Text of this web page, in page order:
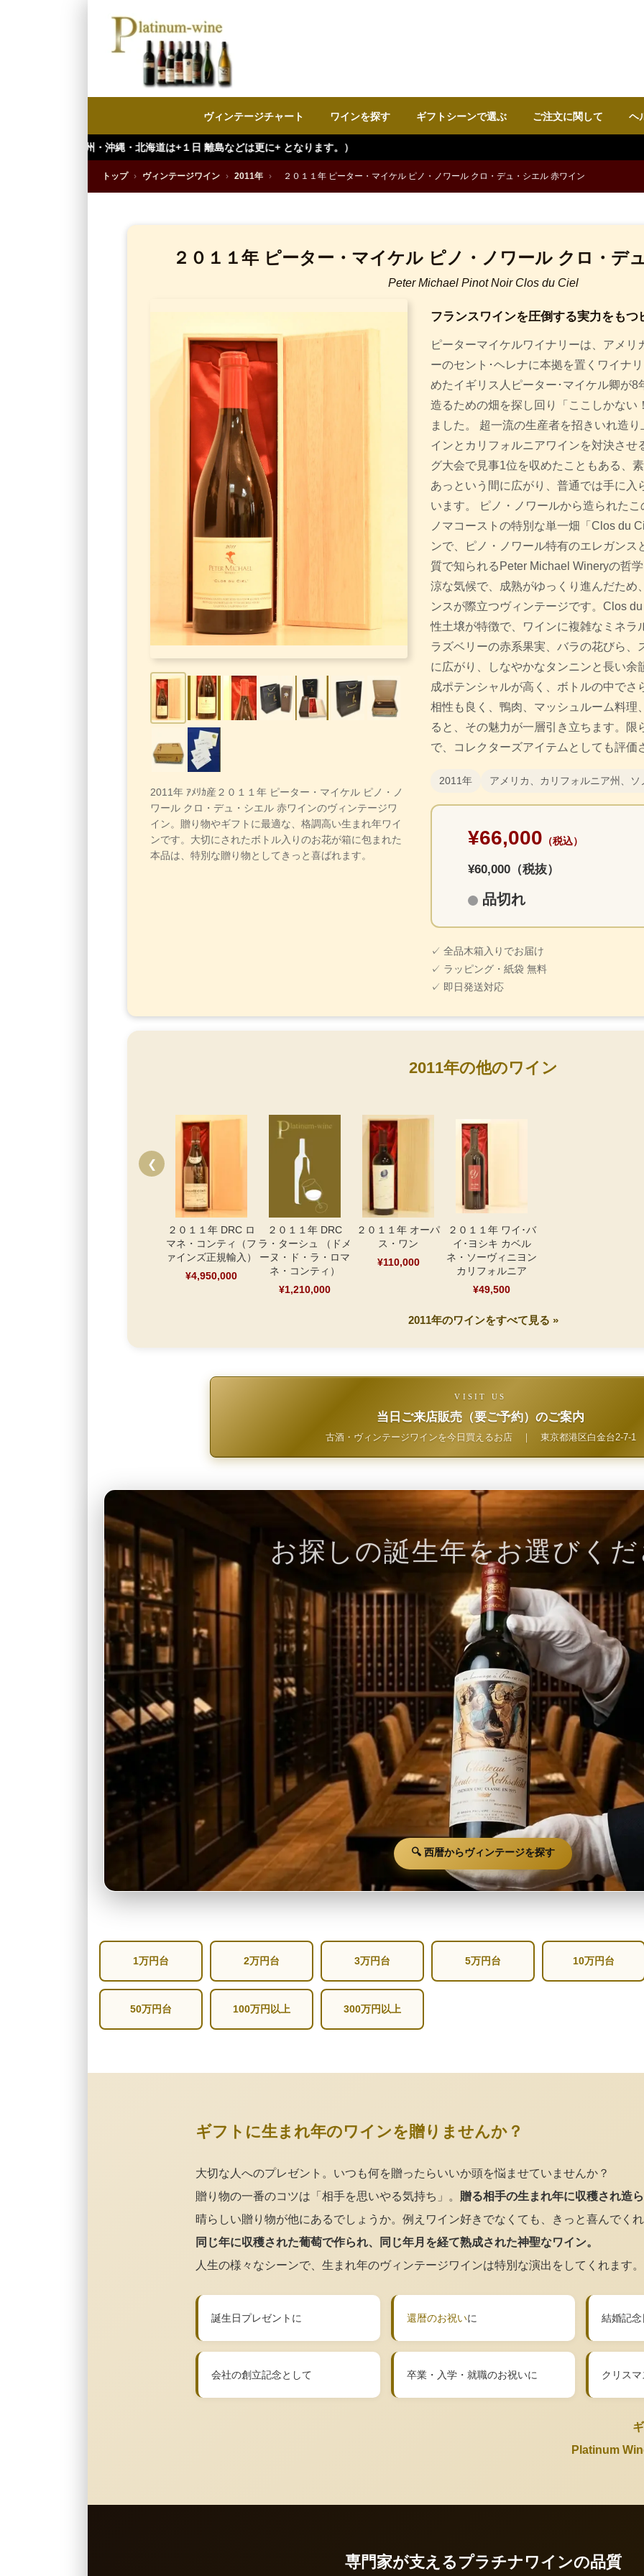
ヴィンテージチャート ワインを探す ギフトシーンで選ぶ ご注文に関して ヘ
北海道は+１日 離島などは更に+ となります。）
トップ › ヴィンテージワイン › 2011年 › ２０１１年 ピーター・マイケル ピノ・ノワール クロ・デュ・シエル 赤ワイン
２０１１年 ピーター・マイケル ピノ・ノワール クロ・デ
Peter Michael Pinot Noir Clos du Ciel
2011年 ｱﾒﾘｶ産２０１１年 ピーター・マイケル ピノ・ノ
ワール クロ・デュ・シエル 赤ワインのヴィンテージワ
イン。贈り物やギフトに最適な、格調高い生まれ年ワイ
ンです。大切にされたボトル入りのお花が箱に包まれた
本品は、特別な贈り物としてきっと喜ばれます。
フランスワインを圧倒する実力をもつ
ピーターマイケルワイナリーは、アメ
ーのセント･ヘレナに本拠を置くワイナ
めたイギリス人ピーター･マイケル卿が
造るための畑を探し回り「ここしかない
ました。 超一流の生産者を招きいれ造
インとカリフォルニアワインを対決させ
グ大会で見事1位を収めたこともある、
あっという間に広がり、普通では手に入
います。 ピノ・ノワールから造られた
ノマコーストの特別な単一畑「Clos du
ンで、ピノ・ノワール特有のエレガン
質で知られるPeter Michael Wineryの哲
涼な気候で、成熟がゆっくり進んだため
ンスが際立つヴィンテージです。Clos
性土壌が特徴で、ワインに複雑なミネラ
ラズベリーの赤系果実、バラの花びら、
に広がり、しなやかなタンニンと長い余
成ポテンシャルが高く、ボトルの中で
相性も良く、鴨肉、マッシュルーム料理
ると、その魅力が一層引き立ちます。
で、コレクターズアイテムとしても評価
2011年 アメリカ、カリフォルニア州、ソ
¥66,000 （税込）
¥60,000（税抜）
品切れ
✓ 全品木箱入りでお届け
✓ ラッピング・紙袋 無料
✓ 即日発送対応
2011年の他のワイン
❮
２０１１年 DRC ロ
マネ・コンティ（フ
ァインズ正規輸入）
¥4,950,000
２０１１年 DRC
ラ・ターシュ （ドメ
ーヌ・ド・ラ・ロマ
ネ・コンティ）
¥1,210,000
２０１１年 オーパ
ス・ワン
¥110,000
２０１１年 ワイ･バ
イ･ヨシキ カベル
ネ・ソーヴィニヨン
カリフォルニア
¥49,500
2011年のワインをすべて見る »
VISIT US
当日ご来店販売（要ご予約）のご案内
古酒・ヴィンテージワインを今日買えるお店｜ 東京都港区白金台2-7-1
お探しの誕生年をお選びく
🔍 西暦からヴィンテージを探す
1万円台 2万円台 3万円台 5万円台 10万円台
50万円台 100万円以上 300万円以上
ギフトに生まれ年のワインを贈りませんか？
大切な人へのプレゼント。いつも何を贈ったらいいか頭を悩ませていませんか？
贈り物の一番のコツは「相手を思いやる気持ち」。 贈る相手の生まれ年に収穫され造
晴らしい贈り物が他にあるでしょうか。例えワイン好きでなくても、きっと喜んでく
同じ年に収穫された葡萄で作られ、同じ年月を経て熟成された神聖なワイン。
人生の様々なシーンで、生まれ年のヴィンテージワインは特別な演出をしてくれます。
誕生日プレゼントに 還暦のお祝いに 結婚記
会社の創立記念として 卒業・入学・就職のお祝いに クリス
Platinum
専門家が支えるプラチナワインの品質